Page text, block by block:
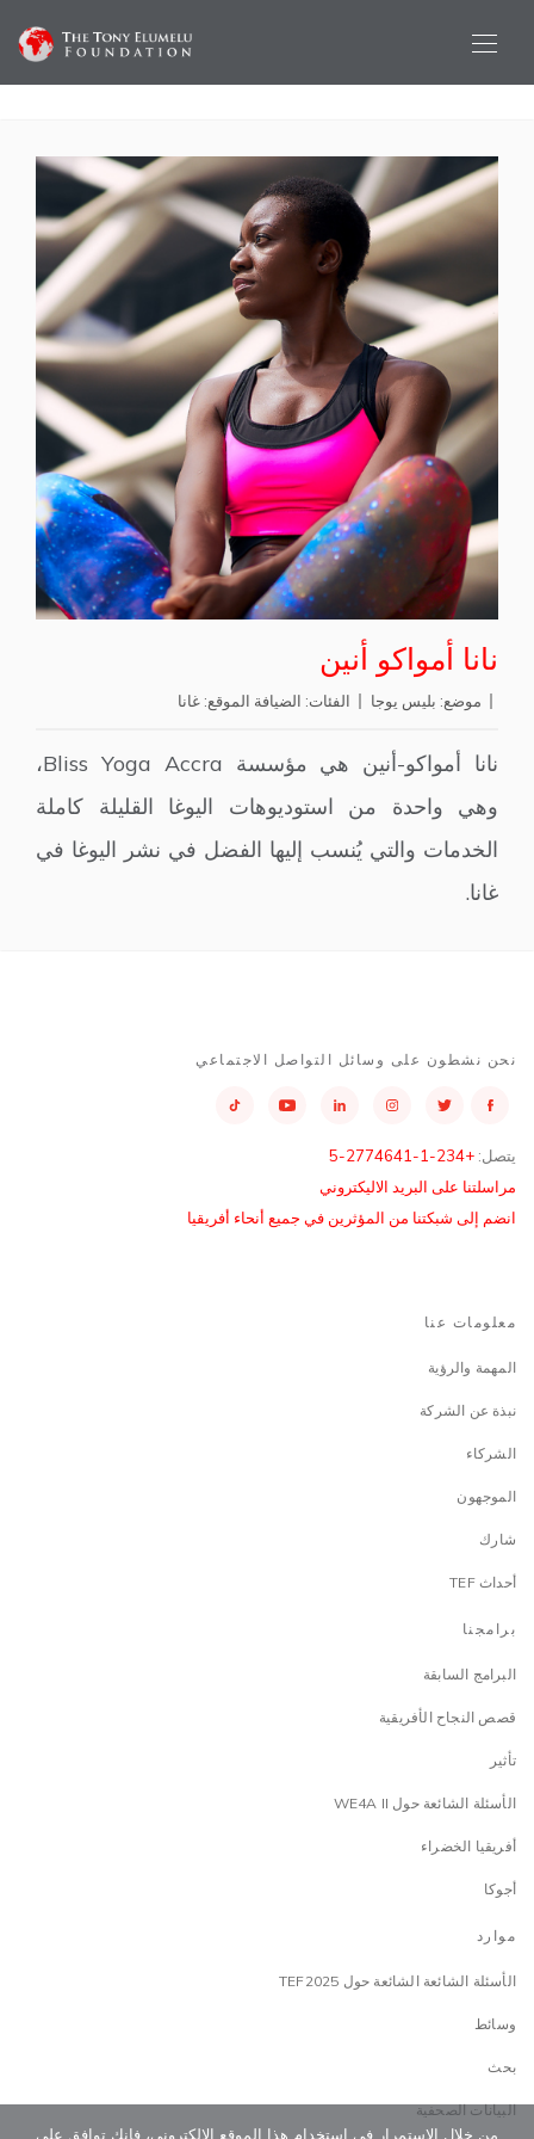
نانا أمواكو أنين
موضع: بليس يوجا الفئات: الضيافة الموقع: غانا
نانا أمواكو-أنين هي مؤسسة Bliss Yoga Accra،
وهي واحدة من استوديوهات اليوغا القليلة كاملة
الخدمات والتي يُنسب إليها الفضل في نشر اليوغا في
غانا.
نحن نشطون على وسائل التواصل الاجتماعي
يتصل: +234-1-2774641-5
مراسلتنا على البريد الاليكتروني
انضم إلى شبكتنا من المؤثرين في جميع أنحاء أفريقيا
معلومات عنا
المهمة والرؤية
نبذة عن الشركة
الشركاء
الموجهون
شارك
أحداث TEF
برامجنا
البرامج السابقة
قصص النجاح الأفريقية
تأثير
الأسئلة الشائعة حول WE4A II
أفريقيا الخضراء
أجوكا
موارد
الأسئلة الشائعة الشائعة حول TEF2025
وسائط
بحث
البيانات الصحفية
من خلال الاستمرار في استخدام هذا الموقع الإلكتروني، فإنك توافق على